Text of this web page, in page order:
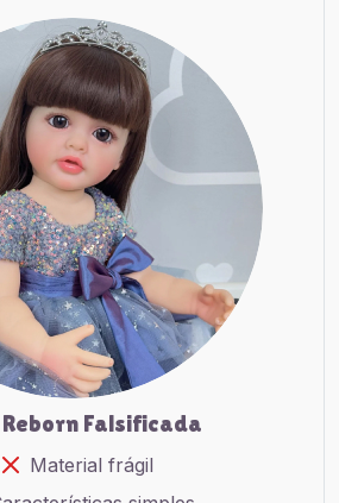
Reborn Falsificada
Material frágil